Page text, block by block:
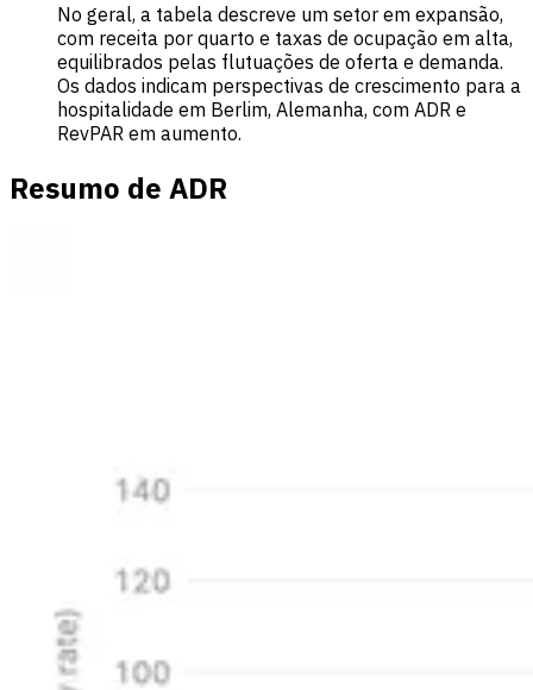
No geral, a tabela descreve um setor em expansão,
com receita por quarto e taxas de ocupação em alta,
equilibrados pelas flutuações de oferta e demanda.
Os dados indicam perspectivas de crescimento para a
hospitalidade em Berlim, Alemanha, com ADR e
RevPAR em aumento.
Resumo de ADR